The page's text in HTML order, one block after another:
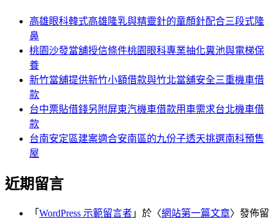
高雄眼科韓式高雄隆乳與精靈針的童顏針配合三段式隆
鼻
桃園沙發當舖授信條件桃園眼科專業抽化糞池與電梯保
養
新竹當舖提供新竹小額借款與竹北當舖安全三重機車借
款
台中票貼借錢另附屏東汽機車借款用車需求台北機車借
款
台南安定區建案適合安南區的九份子透天挑選南科預售
屋
近期留言
「 WordPress 示範留言者 」於〈網站第一篇文章〉發佈留